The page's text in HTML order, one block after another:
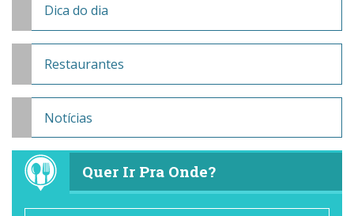
Dica do dia
Restaurantes
Notícias
Quer Ir Pra Onde?